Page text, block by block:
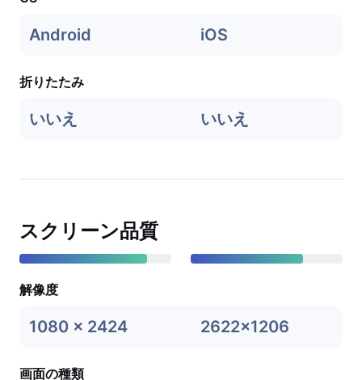
Android iOS
折りたたみ
いいえ いいえ
スクリーン品質
解像度
1080 x 2424 2622x1206
画面の種類